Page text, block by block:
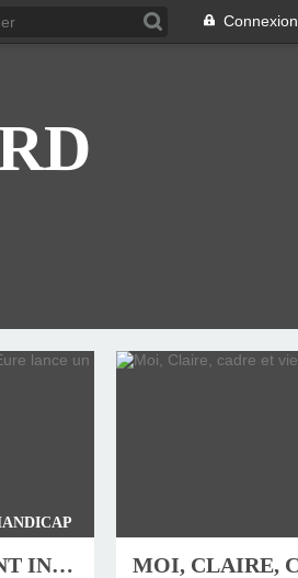
Connexion
LE SEUL RESTAURANT INCLUSIF DE L'EURE LANCE UN APPEL À L'AIDE